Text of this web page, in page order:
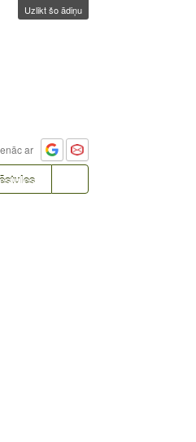
Uzlikt šo ādiņu
ar